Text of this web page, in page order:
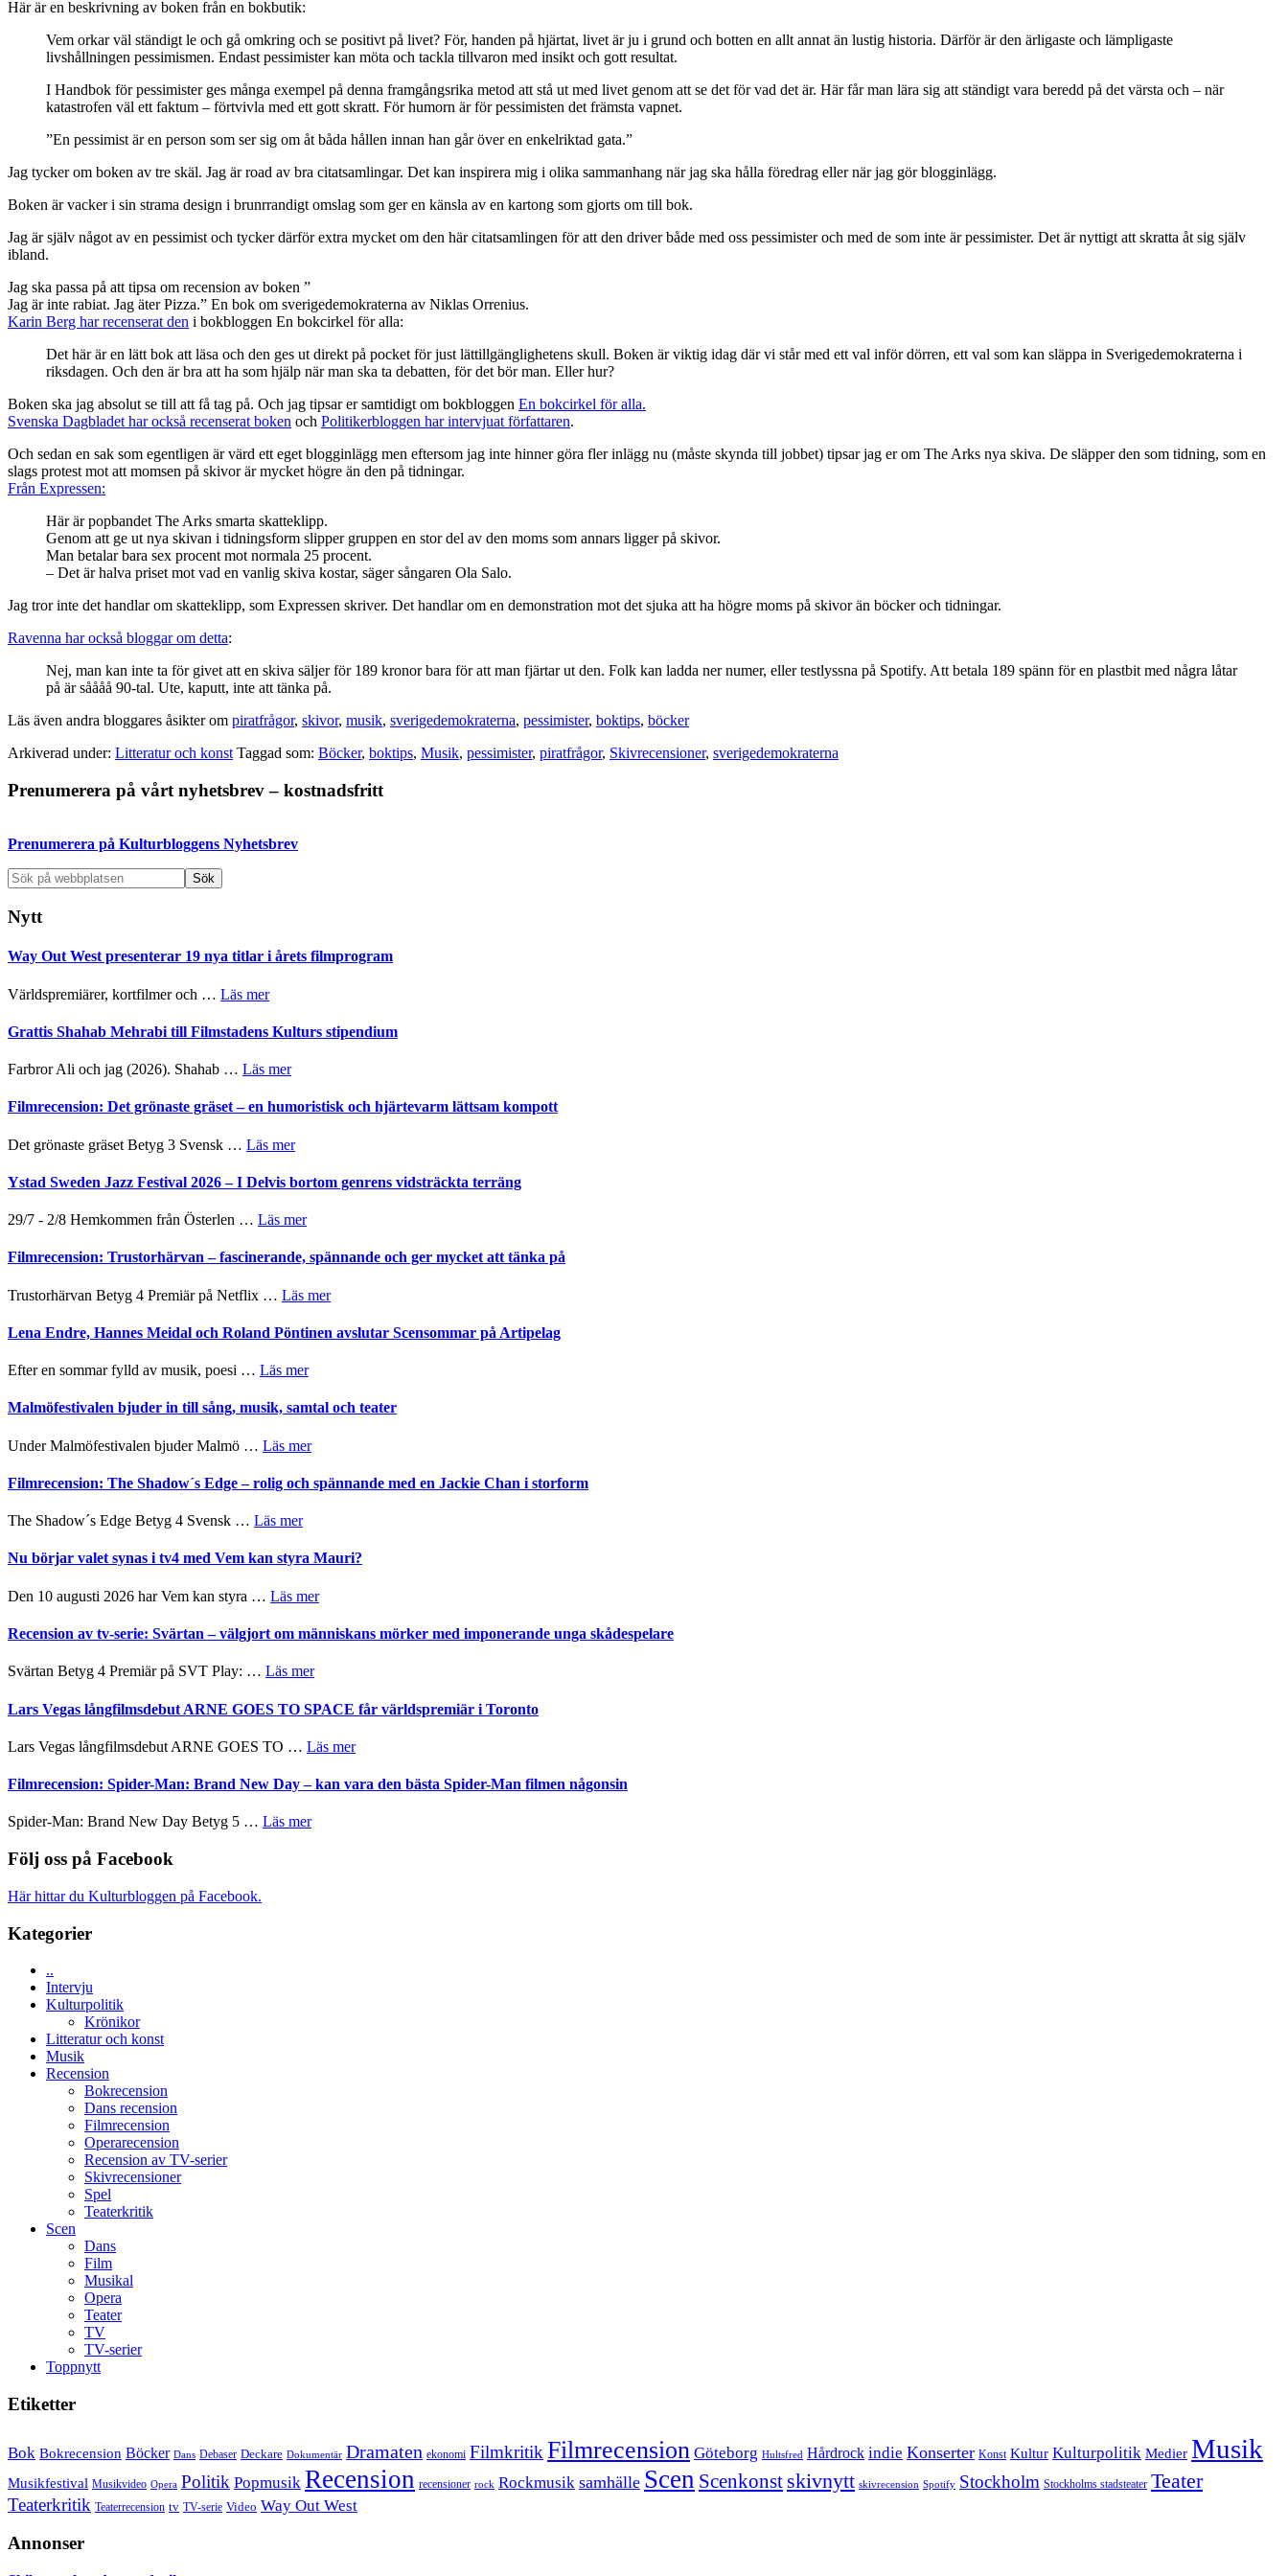
Här är en beskrivning av boken från en bokbutik:
Vem orkar väl ständigt le och gå omkring och se positivt på livet? För, handen på hjärtat, livet är ju i grund och botten en allt annat än lustig historia. Därför är den ärligaste och lämpligaste
livshållningen pessimismen. Endast pessimister kan möta och tackla tillvaron med insikt och gott resultat.
I Handbok för pessimister ges många exempel på denna framgångsrika metod att stå ut med livet genom att se det för vad det är. Här får man lära sig att ständigt vara beredd på det värsta och – när
katastrofen väl ett faktum – förtvivla med ett gott skratt. För humorn är för pessimisten det främsta vapnet.
”En pessimist är en person som ser sig om åt båda hållen innan han går över en enkelriktad gata.”
Jag tycker om boken av tre skäl. Jag är road av bra citatsamlingar. Det kan inspirera mig i olika sammanhang när jag ska hålla föredrag eller när jag gör blogginlägg.
Boken är vacker i sin strama design i brunrrandigt omslag som ger en känsla av en kartong som gjorts om till bok.
Jag är själv något av en pessimist och tycker därför extra mycket om den här citatsamlingen för att den driver både med oss pessimister och med de som inte är pessimister. Det är nyttigt att skratta åt sig själv
ibland.
Jag ska passa på att tipsa om recension av boken ”
Jag är inte rabiat. Jag äter Pizza.” En bok om sverigedemokraterna av Niklas Orrenius.
Karin Berg har recenserat den i bokbloggen En bokcirkel för alla:
Det här är en lätt bok att läsa och den ges ut direkt på pocket för just lättillgänglighetens skull. Boken är viktig idag där vi står med ett val inför dörren, ett val som kan släppa in Sverigedemokraterna i
riksdagen. Och den är bra att ha som hjälp när man ska ta debatten, för det bör man. Eller hur?
Boken ska jag absolut se till att få tag på. Och jag tipsar er samtidigt om bokbloggen En bokcirkel för alla.
Svenska Dagbladet har också recenserat boken och Politikerbloggen har intervjuat författaren.
Och sedan en sak som egentligen är värd ett eget blogginlägg men eftersom jag inte hinner göra fler inlägg nu (måste skynda till jobbet) tipsar jag er om The Arks nya skiva. De släpper den som tidning, som en
slags protest mot att momsen på skivor är mycket högre än den på tidningar.
Från Expressen:
Här är popbandet The Arks smarta skatteklipp.
Genom att ge ut nya skivan i tidningsform slipper gruppen en stor del av den moms som annars ligger på skivor.
Man betalar bara sex procent mot normala 25 procent.
– Det är halva priset mot vad en vanlig skiva kostar, säger sångaren Ola Salo.
Jag tror inte det handlar om skatteklipp, som Expressen skriver. Det handlar om en demonstration mot det sjuka att ha högre moms på skivor än böcker och tidningar.
Ravenna har också bloggar om detta:
Nej, man kan inte ta för givet att en skiva säljer för 189 kronor bara för att man fjärtar ut den. Folk kan ladda ner numer, eller testlyssna på Spotify. Att betala 189 spänn för en plastbit med några låtar
på är såååå 90-tal. Ute, kaputt, inte att tänka på.
Läs även andra bloggares åsikter om piratfrågor, skivor, musik, sverigedemokraterna, pessimister, boktips, böcker
Arkiverad under: Litteratur och konst Taggad som: Böcker, boktips, Musik, pessimister, piratfrågor, Skivrecensioner, sverigedemokraterna
Primärt
Prenumerera på vårt nyhetsbrev – kostnadsfritt
Prenumerera på Kulturbloggens Nyhetsbrev
Sök
på
webbplatsen
Nytt
Way Out West presenterar 19 nya titlar i årets filmprogram
Världspremiärer, kortfilmer och … Läs merom
Out
19
titlar
årets
Grattis Shahab Mehrabi till Filmstadens Kulturs stipendium
Farbror Ali och jag (2026). Shahab … Läs merom
Shahab
Filmstadens
stipendium
Filmrecension: Det grönaste gräset – en humoristisk och hjärtevarm lättsam kompott
Det grönaste gräset Betyg 3 Svensk … Läs merom
Det
grönaste
–
humoristisk
hjärtevarm
kompott
Ystad Sweden Jazz Festival 2026 – I Delvis bortom genrens vidsträckta terräng
29/7 - 2/8 Hemkommen från Österlen … Läs merom
Sweden
Jazz
2026
I
bortom
vidsträckta
Filmrecension: Trustorhärvan – fascinerande, spännande och ger mycket att tänka på
Trustorhärvan Betyg 4 Premiär på Netflix … Läs merom
Trustorhärvan
ger
på
Lena Endre, Hannes Meidal och Roland Pöntinen avslutar Scensommar på Artipelag
Efter en sommar fylld av musik, poesi … Läs merom
Endre,
och
Pöntinen
Artipelag
Malmöfestivalen bjuder in till sång, musik, samtal och teater
Under Malmöfestivalen bjuder Malmö … Läs merom
bjuder
in
samtal
teater
Filmrecension: The Shadow´s Edge – rolig och spännande med en Jackie Chan i storform
The Shadow´s Edge Betyg 4 Svensk … Läs merom
The
Edge
rolig
spännande
en
Chan
storform
Nu börjar valet synas i tv4 med Vem kan styra Mauri?
Den 10 augusti 2026 har Vem kan styra … Läs merom
börjar
med
kan
Mauri?
Recension av tv-serie: Svärtan – välgjort om människans mörker med imponerande unga skådespelare
Svärtan Betyg 4 Premiär på SVT Play: … Läs merom
av
tv-
serie:
Svärtan
välgjort
Lars Vegas långfilmsdebut ARNE GOES TO SPACE får världspremiär i Toronto
Lars Vegas långfilmsdebut ARNE GOES TO … Läs merom
Vegas
Filmrecension: Spider-Man: Brand New Day – kan vara den bästa Spider-Man filmen någonsin
Spider-Man: Brand New Day Betyg 5 … Läs merom
Följ oss på Facebook
Här hittar du Kulturbloggen på Facebook.
Kategorier
..
Intervju
Kulturpolitik
Krönikor
Litteratur och konst
Musik
Recension
Bokrecension
Dans recension
Filmrecension
Operarecension
Recension av TV-serier
Skivrecensioner
Spel
Teaterkritik
Scen
Dans
Film
Musikal
Opera
Teater
TV
TV-serier
Toppnytt
Etiketter
Bok Bokrecension Böcker Dans Debaser Deckare Dokumentär Dramaten ekonomi Filmkritik Filmrecension Göteborg Hultsfred Hårdrock indie Konserter Konst Kultur Kulturpolitik Medier Musik
Musikfestival Musikvideo Opera Politik Popmusik Recension recensioner rock Rockmusik samhälle Scen Scenkonst skivnytt skivrecension Spotify Stockholm Stockholms stadsteater Teater
Teaterkritik Teaterrecension tv TV-serie Video Way Out West
Annonser